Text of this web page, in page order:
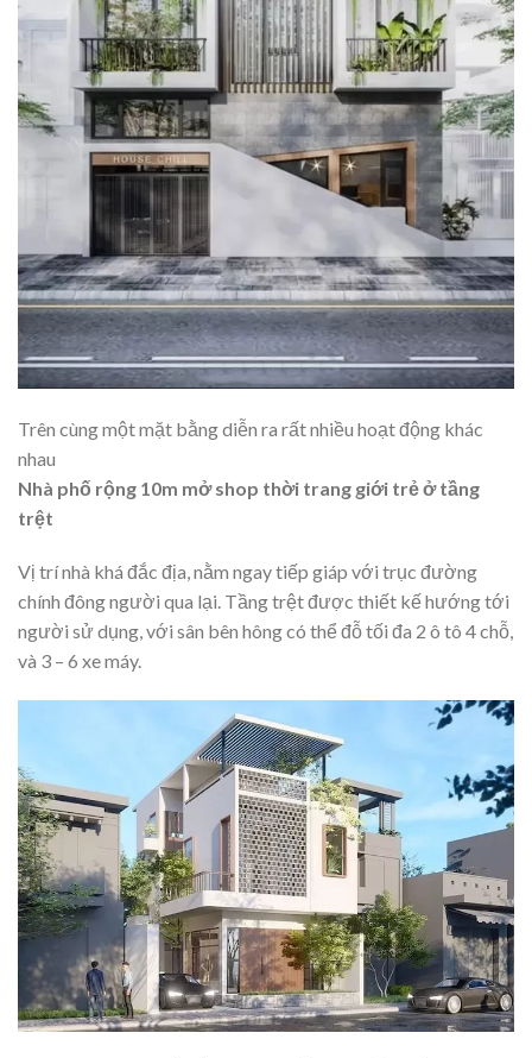
Trên cùng một mặt bằng diễn ra rất nhiều hoạt động khác
nhau
Nhà phố rộng 10m mở shop thời trang giới trẻ ở tầng
trệt
Vị trí nhà khá đắc địa, nằm ngay tiếp giáp với trục đường
chính đông người qua lại. Tầng trệt được thiết kế hướng tới
người sử dụng, với sân bên hông có thể đỗ tối đa 2 ô tô 4 chỗ,
và 3 – 6 xe máy.